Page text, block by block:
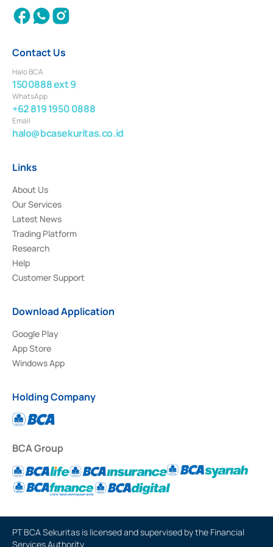
Contact Us
Halo BCA
1500888 ext 9
WhatsApp
+62 819 1950 0888
Email
halo@bcasekuritas.co.id
Links
About Us
Our Services
Latest News
Trading Platform
Research
Help
Customer Support
Download Application
Google Play
App Store
Windows App
Holding Company
BCA Group
PT BCA Sekuritas is licensed and supervised by the Financial
Services Authority